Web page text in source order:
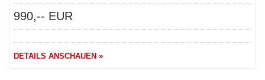
990,-- EUR
DETAILS ANSCHAUEN »